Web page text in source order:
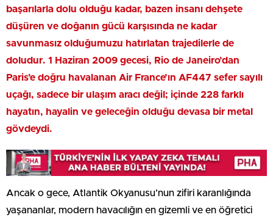
başarılarla dolu olduğu kadar, bazen insanı dehşete
düşüren ve doğanın gücü karşısında ne kadar
savunmasız olduğumuzu hatırlatan trajedilerle de
doludur. 1 Haziran 2009 gecesi, Rio de Janeiro’dan
Paris’e doğru havalanan Air France’ın AF447 sefer sayılı
uçağı, sadece bir ulaşım aracı değil; içinde 228 farklı
hayatın, hayalin ve geleceğin olduğu devasa bir metal
gövdeydi.
Ancak o gece, Atlantik Okyanusu’nun zifiri karanlığında
yaşananlar, modern havacılığın en gizemli ve en öğretici